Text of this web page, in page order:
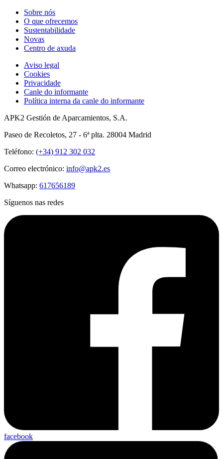
Sobre nós
O que ofrecemos
Sustentabilidade
Novas
Centro de axuda
Aviso legal
Cookies
Privacidade
Canle do informante
Política interna da canle do informante
APK2 Gestión de Aparcamientos, S.A.
Paseo de Recoletos, 27 - 6ª plta. 28004 Madrid
Teléfono: (+34) 912 302 032
Correo electrónico: info@apk2.es
Whatsapp: 617656189
Síguenos nas redes
facebook